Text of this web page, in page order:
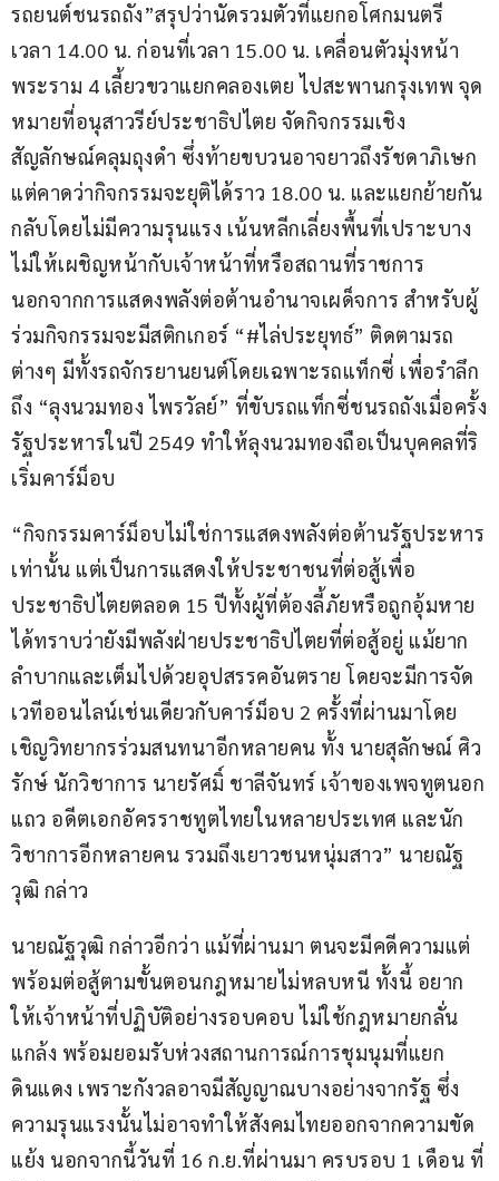
รถยนต์ชนรถถัง”สรุปว่านัดรวมตัวที่แยกอโศกมนตรี
เวลา 14.00 น. ก่อนที่เวลา 15.00 น. เคลื่อนตัวมุ่งหน้า
พระราม 4 เลี้ยวขวาแยกคลองเตย ไปสะพานกรุงเทพ จุด
หมายที่อนุสาวรีย์ประชาธิปไตย จัดกิจกรรมเชิง
สัญลักษณ์คลุมถุงดำ ซึ่งท้ายขบวนอาจยาวถึงรัชดาภิเษก
แต่คาดว่ากิจกรรมจะยุติได้ราว 18.00 น. และแยกย้ายกัน
กลับโดยไม่มีความรุนแรง เน้นหลีกเลี่ยงพื้นที่เปราะบาง
ไม่ให้เผชิญหน้ากับเจ้าหน้าที่หรือสถานที่ราชการ
นอกจากการแสดงพลังต่อต้านอำนาจเผด็จการ สำหรับผู้
ร่วมกิจกรรมจะมีสติกเกอร์ “#ไล่ประยุทธ์” ติดตามรถ
ต่างๆ มีทั้งรถจักรยานยนต์โดยเฉพาะรถแท็กซี่ เพื่อรำลึก
ถึง “ลุงนวมทอง ไพรวัลย์” ที่ขับรถแท็กซี่ชนรถถังเมื่อครั้ง
รัฐประหารในปี 2549 ทำให้ลุงนวมทองถือเป็นบุคคลที่ริ
เริ่มคาร์ม็อบ
“กิจกรรมคาร์ม็อบไม่ใช่การแสดงพลังต่อต้านรัฐประหาร
เท่านั้น แต่เป็นการแสดงให้ประชาชนที่ต่อสู้เพื่อ
ประชาธิปไตยตลอด 15 ปีทั้งผู้ที่ต้องลี้ภัยหรือถูกอุ้มหาย
ได้ทราบว่ายังมีพลังฝ่ายประชาธิปไตยที่ต่อสู้อยู่ แม้ยาก
ลำบากและเต็มไปด้วยอุปสรรคอันตราย โดยจะมีการจัด
เวทีออนไลน์เช่นเดียวกับคาร์ม็อบ 2 ครั้งที่ผ่านมาโดย
เชิญวิทยากรร่วมสนทนาอีกหลายคน ทั้ง นายสุลักษณ์ ศิว
รักษ์ นักวิชาการ นายรัศมิ์ ชาลีจันทร์ เจ้าของเพจทูตนอก
แถว อดีตเอกอัครราชทูตไทยในหลายประเทศ และนัก
วิชาการอีกหลายคน รวมถึงเยาวชนหนุ่มสาว” นายณัฐ
วุฒิ กล่าว
นายณัฐวุฒิ กล่าวอีกว่า แม้ที่ผ่านมา ตนจะมีคดีความแต่
พร้อมต่อสู้ตามขั้นตอนกฎหมายไม่หลบหนี ทั้งนี้ อยาก
ให้เจ้าหน้าที่ปฏิบัติอย่างรอบคอบ ไม่ใช้กฎหมายกลั่น
แกล้ง พร้อมยอมรับห่วงสถานการณ์การชุมนุมที่แยก
ดินแดง เพราะกังวลอาจมีสัญญาณบางอย่างจากรัฐ ซึ่ง
ความรุนแรงนั้นไม่อาจทำให้สังคมไทยออกจากความขัด
แย้ง นอกจากนี้วันที่ 16 ก.ย.ที่ผ่านมา ครบรอบ 1 เดือน ที่